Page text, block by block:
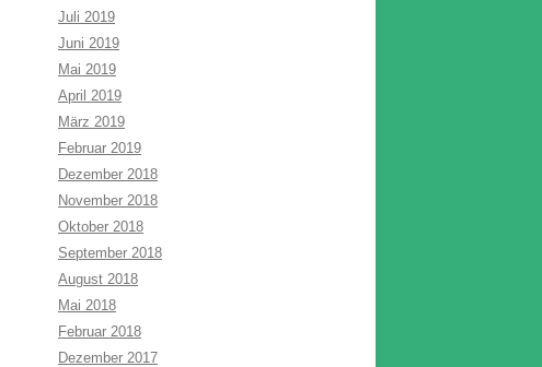
Juli 2019
Juni 2019
Mai 2019
April 2019
März 2019
Februar 2019
Dezember 2018
November 2018
Oktober 2018
September 2018
August 2018
Mai 2018
Februar 2018
Dezember 2017